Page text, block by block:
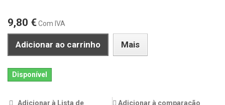
9,80 €Com IVA
Adicionar ao carrinho Mais
Disponível
Adicionar à Lista de
Adicionar à comparação